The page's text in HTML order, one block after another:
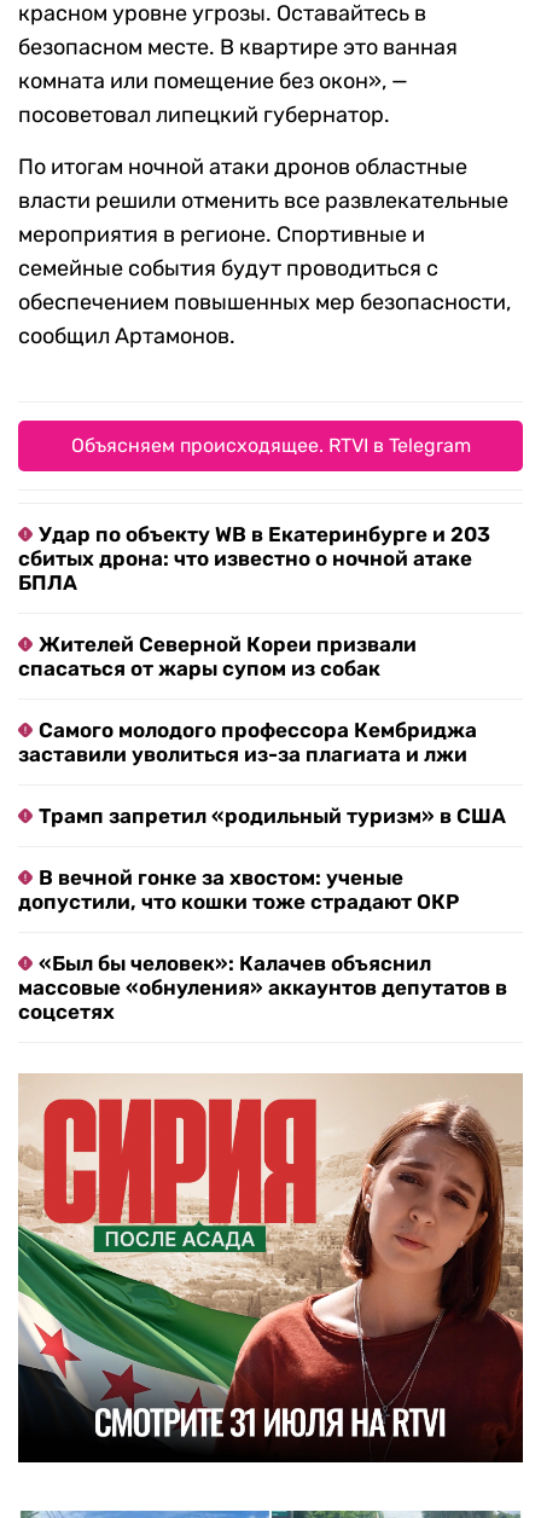
красном уровне угрозы. Оставайтесь в
безопасном месте. В квартире это ванная
комната или помещение без окон», —
посоветовал липецкий губернатор.
По итогам ночной атаки дронов областные
власти решили отменить все развлекательные
мероприятия в регионе. Спортивные и
семейные события будут проводиться с
обеспечением повышенных мер безопасности,
сообщил Артамонов.
Объясняем происходящее. RTVI в Telegram
Удар по объекту WB в Екатеринбурге и 203
сбитых дрона: что известно о ночной атаке
БПЛА
Жителей Северной Кореи призвали
спасаться от жары супом из собак
Самого молодого профессора Кембриджа
заставили уволиться из-за плагиата и лжи
Трамп запретил «родильный туризм» в США
В вечной гонке за хвостом: ученые
допустили, что кошки тоже страдают ОКР
«Был бы человек»: Калачев объяснил
массовые «обнуления» аккаунтов депутатов в
соцсетях